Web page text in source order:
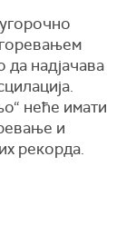
надјачава
неће имати
и
рекорда.